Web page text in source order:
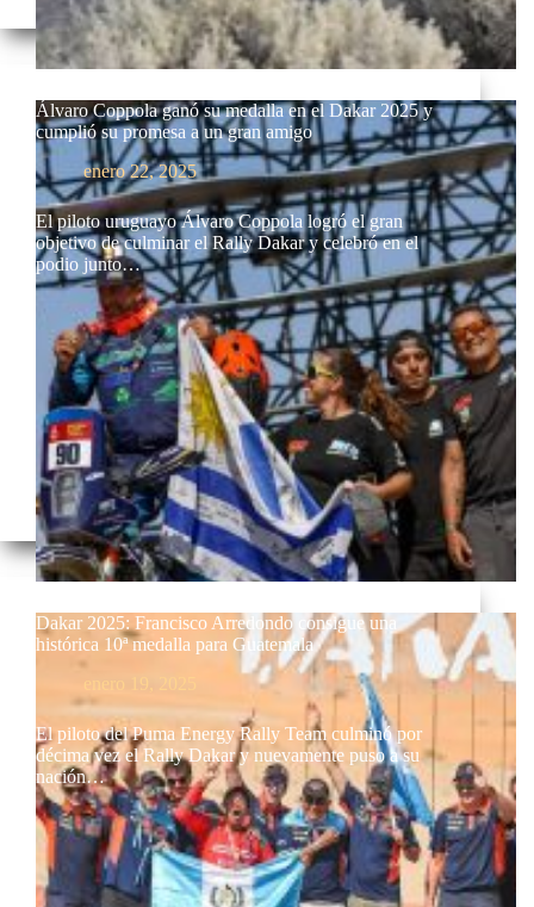
Álvaro Coppola ganó su medalla en el Dakar 2025 y
cumplió su promesa a un gran amigo
enero 22, 2025
El piloto uruguayo Álvaro Coppola logró el gran
objetivo de culminar el Rally Dakar y celebró en el
podio junto…
Dakar 2025: Francisco Arredondo consigue una
histórica 10ª medalla para Guatemala
El piloto del Puma Energy Rally Team culminó por
décima vez el Rally Dakar y nuevamente puso a su
nación…